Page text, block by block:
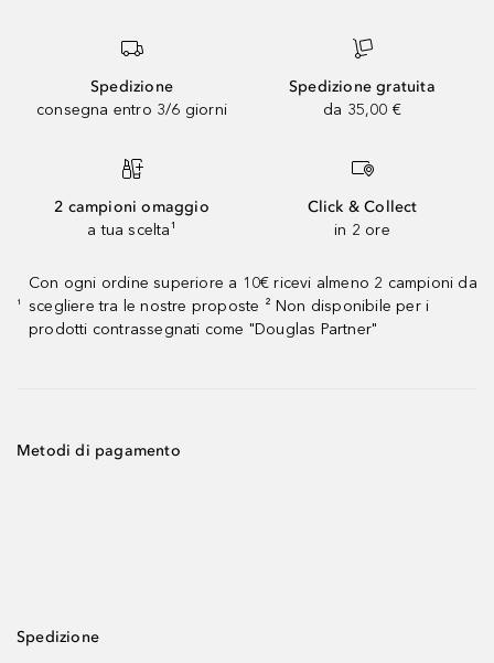
Spedizione
consegna entro 3/6 giorni
Spedizione gratuita
da 35,00 €
2 campioni omaggio
a tua scelta¹
Click & Collect
in 2 ore
¹
Con ogni ordine superiore a 10€ ricevi almeno 2 campioni da
scegliere tra le nostre proposte ² Non disponibile per i
prodotti contrassegnati come "Douglas Partner"
Metodi di pagamento
Spedizione